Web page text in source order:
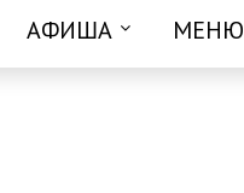
АФИША МЕНЮ